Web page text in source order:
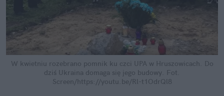
W kwietniu rozebrano pomnik ku czci UPA w Hruszowicach. Do
dziś Ukraina domaga się jego budowy.
Fot.
Screen/https://youtu.be/Rl-t1OdrQl8